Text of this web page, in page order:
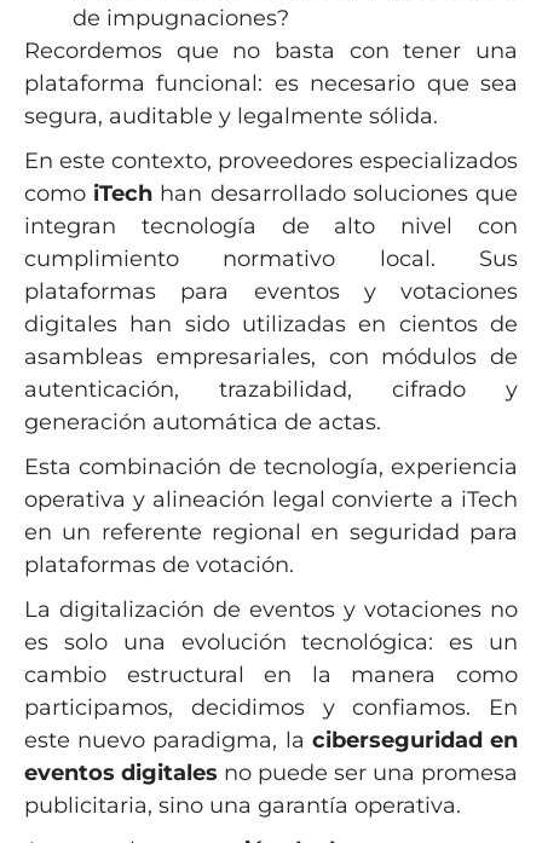
de impugnaciones?
Recordemos que no basta con tener una
plataforma funcional: es necesario que sea
segura, auditable y legalmente sólida.
En este contexto, proveedores especializados
como iTech han desarrollado soluciones que
integran tecnología de alto nivel con
cumplimiento normativo local. Sus
plataformas para eventos y votaciones
digitales han sido utilizadas en cientos de
asambleas empresariales, con módulos de
autenticación, trazabilidad, cifrado y
generación automática de actas.
Esta combinación de tecnología, experiencia
operativa y alineación legal convierte a iTech
en un referente regional en seguridad para
plataformas de votación.
La digitalización de eventos y votaciones no
es solo una evolución tecnológica: es un
cambio estructural en la manera como
participamos, decidimos y confiamos. En
este nuevo paradigma, la ciberseguridad en
eventos digitales no puede ser una promesa
publicitaria, sino una garantía operativa.